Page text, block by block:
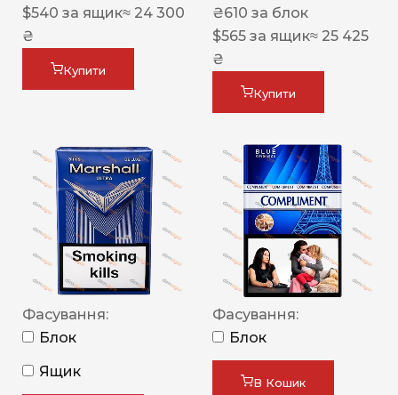
$540 за ящик≈ 24 300
₴
Купити
₴610 за блок
$565 за ящик≈ 25 425
₴
Купити
Фасування:
Блок
Ящик
Фасування:
Блок
В Кошик